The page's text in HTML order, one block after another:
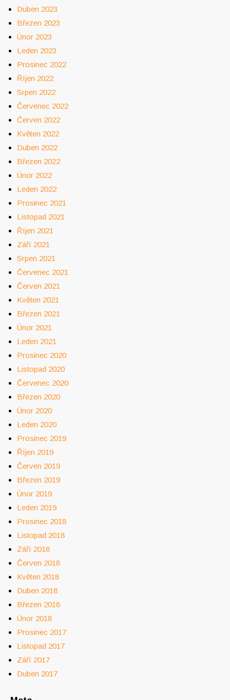
Duben 2023
Březen 2023
Únor 2023
Leden 2023
Prosinec 2022
Říjen 2022
Srpen 2022
Červenec 2022
Červen 2022
Květen 2022
Duben 2022
Březen 2022
Únor 2022
Leden 2022
Prosinec 2021
Listopad 2021
Říjen 2021
Září 2021
Srpen 2021
Červenec 2021
Červen 2021
Květen 2021
Březen 2021
Únor 2021
Leden 2021
Prosinec 2020
Listopad 2020
Červenec 2020
Březen 2020
Únor 2020
Leden 2020
Prosinec 2019
Říjen 2019
Červen 2019
Březen 2019
Únor 2019
Leden 2019
Prosinec 2018
Listopad 2018
Září 2018
Červen 2018
Květen 2018
Duben 2018
Březen 2018
Únor 2018
Prosinec 2017
Listopad 2017
Září 2017
Duben 2017